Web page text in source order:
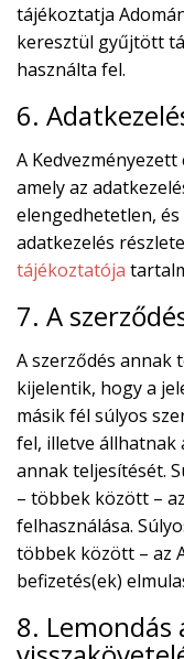
tájékoztatja
keresztül gyűjtött
használta fel.
6.
A
amely az
elengedhetetlen, és
adatkezelés
tájékoztatója
7. A
A szerződés annak
kijelentik, hogy a
másik fél súlyos
fel, illetve állhatnak
annak teljesítését.
– többek között –
felhasználása.
többek között – az
befizetés(ek)
8. Lemondás